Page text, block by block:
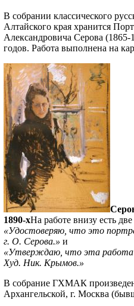
В собрании классического
Алтайского края хранится
Александровича Серова
годов. Работа выполнена на
1890-хНа работе внизу есть
«Удостоверяю, что это
г. О. Серова.» и
«Утверждаю, что эта работа
Худ. Ник. Крымов.»
В собрание ГХМАК
Архангельской, г. Москва